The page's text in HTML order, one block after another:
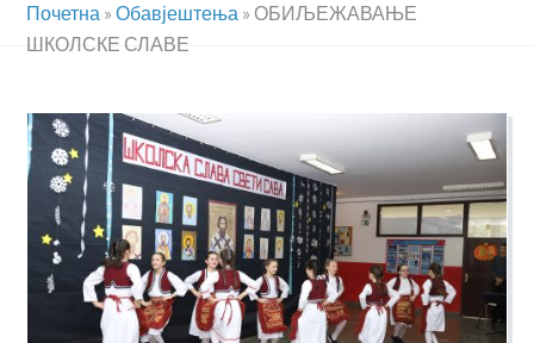
Почетна »Обавјештења »ОБИЉЕЖАВАЊЕ
ШКОЛСКЕ СЛАВЕ